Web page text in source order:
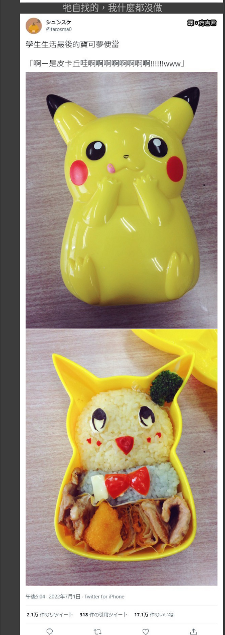
牠自找的，我什麼都沒做